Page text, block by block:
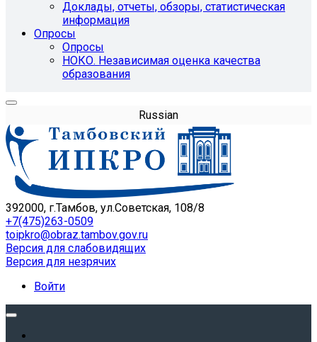
Доклады, отчеты, обзоры, статистическая
информация
Опросы
Опросы
НОКО. Независимая оценка качества
образования
Russian
392000, г.Тамбов, ул.Советская, 108/8
+7(475)263-0509
toipkro@obraz.tambov.gov.ru
Версия для слабовидящих
Версия для незрячих
Войти